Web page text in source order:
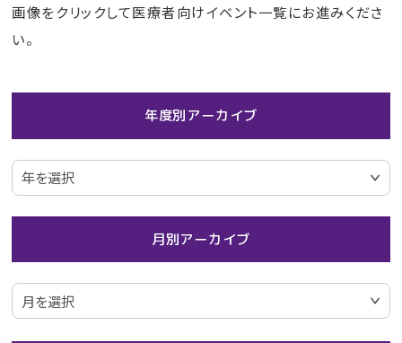
画像をクリックして医療者向けイベント一覧にお進みくださ
い。
年度別アーカイブ
月別アーカイブ